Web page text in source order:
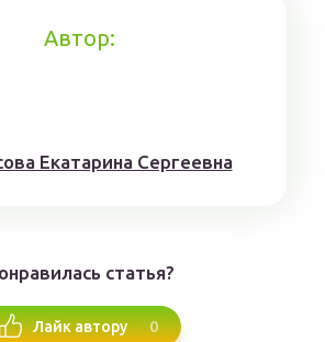
Автор:
Eкaтaринa Ceргeeвнa
статья?
Лайк автору 0